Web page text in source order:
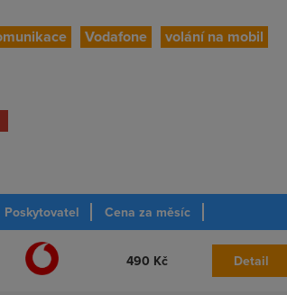
Vodafone volání na mobil
Poskytovatel Cena za měsíc
490 Kč Detail